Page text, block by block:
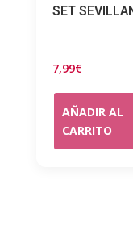
SET
7,99€
AÑADIR AL
CARRITO